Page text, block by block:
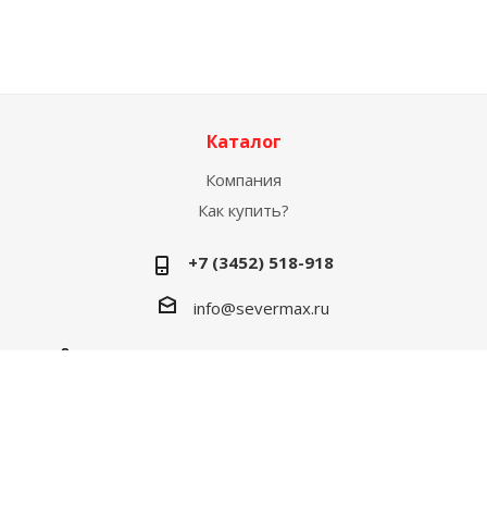
Каталог
Компания
Как купить?
+7 (3452) 518-918
info@severmax.ru